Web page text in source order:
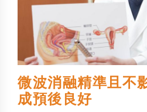
微波消融精準且
成預後良好